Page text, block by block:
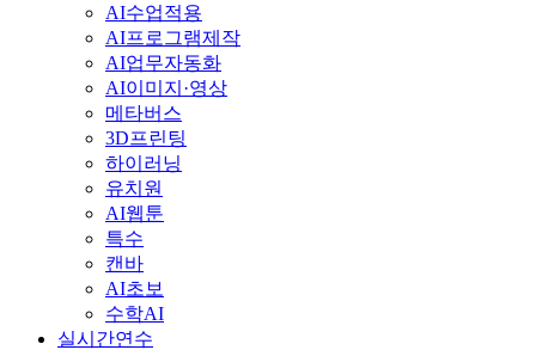
AI수업적용
AI프로그램제작
AI업무자동화
AI이미지·영상
메타버스
3D프린팅
하이러닝
유치원
AI웹툰
특수
캔바
AI초보
수학AI
실시간연수